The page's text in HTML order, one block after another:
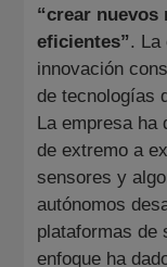
“crear nuevos
eficientes”. La
innovación
de tecnologías
La empresa ha
de extremo a
sensores y
autónomos
plataformas de
enfoque ha